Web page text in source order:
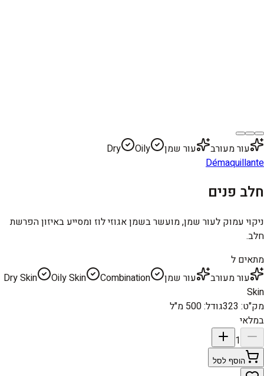
עור מעורב עור שמן Dry
Oily
Démaquillante
חלב פנים
ניקוי עמוק לעור שמן, מועשר בשמן אגוזי לוז ומסייע באיזון הפרשת
חלב.
מתאים ל
עור מעורב
עור שמן Dry Skin Oily Skin
Combination
Skin
מק"ט:
323גודל:500 מ"ל
במלאי
1
הוסף לסל